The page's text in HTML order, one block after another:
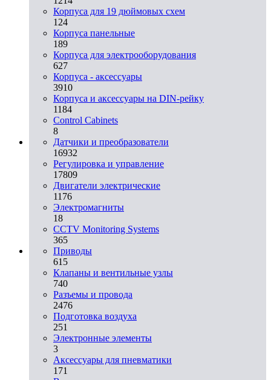
Корпуса для 19 дюймовых схем
124
Корпуса панельные
189
Корпуса для электрооборудования
627
Корпуса - аксессуары
3910
Корпуса и аксессуары на DIN-рейку
1184
Control Cabinets
8
Датчики и преобразователи
16932
Регулировка и управление
17809
Двигатели электрические
1176
Электромагниты
18
CCTV Monitoring Systems
365
Приводы
615
Клапаны и вентильные узлы
740
Разъемы и провода
2476
Подготовка воздуха
251
Электронные элементы
3
Аксессуары для пневматики
171